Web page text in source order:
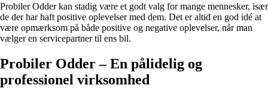
Probiler Odder kan stadig være et godt valg for mange mennesker, især
de der har haft positive oplevelser med dem. Det er altid en god idé at
være opmærksom på både positive og negative oplevelser, når man
vælger en servicepartner til ens bil.
Probiler Odder – En pålidelig og
professionel virksomhed